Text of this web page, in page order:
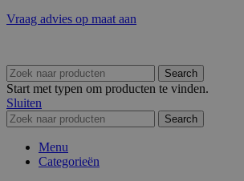
Vraag advies op maat aan
Search
Start met typen om producten te vinden.
Sluiten
Search
Menu
Categorieën